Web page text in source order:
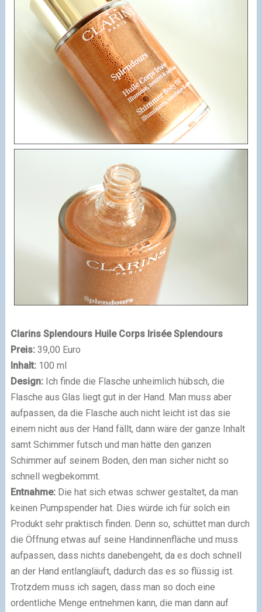
Clarins Splendours Huile Corps Irisée Splendours
Preis:39,00 Euro
Inhalt:100 ml
Design:Ich finde die Flasche unheimlich hübsch, die
Flasche aus Glas liegt gut in der Hand. Man muss aber
aufpassen, da die Flasche auch nicht leicht ist das sie
einem nicht aus der Hand fällt, dann wäre der ganze Inhalt
samt Schimmer futsch und man hätte den ganzen
Schimmer auf seinem Boden, den man sicher nicht so
schnell wegbekommt.
Entnahme:Die hat sich etwas schwer gestaltet, da man
keinen Pumpspender hat. Dies würde ich für solch ein
Produkt sehr praktisch finden. Denn so, schüttet man durch
die Öffnung etwas auf seine Handinnenfläche und muss
aufpassen, dass nichts danebengeht, da es doch schnell
an der Hand entlangläuft, dadurch das es so flüssig ist.
Trotzdem muss ich sagen, dass man so doch eine
ordentliche Menge entnehmen kann, die man dann auf